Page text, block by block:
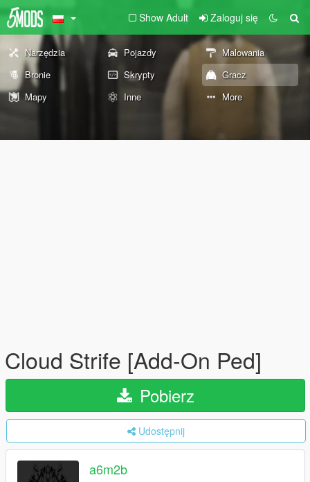
Show Adult Zaloguj się
Narzędzia Pojazdy
Malowania
Bronie
Skrypty
Gracz
Mapy
Inne More
Cloud Strife [Add-On Ped]
Pobierz
Udostępnij
a6m2b